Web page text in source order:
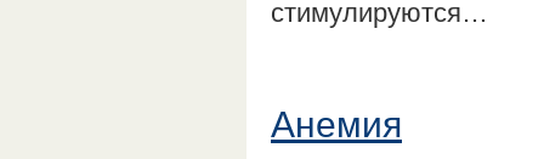
стимулируются…
Анемия